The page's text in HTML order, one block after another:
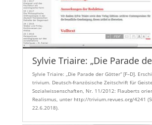
Sylvie Triaire: „Die Parade
Sylvie Triaire: „Die Parade der Götter“ [F–D].
trivium. Deutsch-französische Zeitschrift für
Sozialwissenschaften, Nr. 11/2012: Flauberts
Realismus, unter http://trivium.revues.org/4241
22.6.2018).